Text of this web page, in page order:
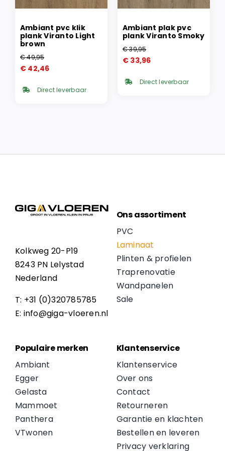
Ambiant pvc klik
plank Viranto Light
brown
€49,95
Oorspronkelijke
was:
€ 42,46
Huidige
is: Direct leverbaar
Ambiant plak pvc
plank Viranto Smoky
€39,95
Oorspronkelijke
was:
€ 33,96
Huidige
is: Direct leverbaar
Kolkweg 20-P19
8243 PN Lelystad
Nederland
T: +31 (0)320785785
E: info@giga-vloeren.nl
Ons assortiment
PVC
Laminaat
Plinten & profielen
Traprenovatie
Wandpanelen
Sale
Populaire merken
Ambiant
Egger
Gelasta
Mammoet
Panthera
VTwonen
Klantenservice
Klantenservice
Over ons
Contact
Retourneren
Garantie en klachten
Bestellen en leveren
Privacy verklaring